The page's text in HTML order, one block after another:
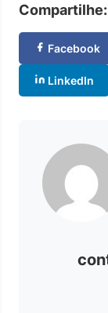
Compartilhe:
Facebook
LinkedIn